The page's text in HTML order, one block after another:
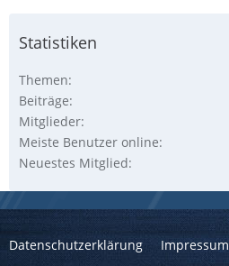
Statistiken
Themen
Beiträge
Mitglieder
Meiste Benutzer online
Neuestes Mitglied
Datenschutzerklärung Impressum